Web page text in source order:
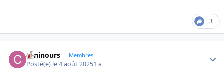
3
caninours Membres
Posté(e) le 4 août 20251 a